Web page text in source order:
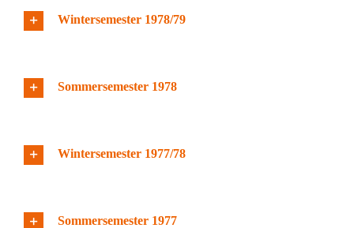
Wintersemester 1978/79
Sommersemester 1978
Wintersemester 1977/78
Sommersemester 1977